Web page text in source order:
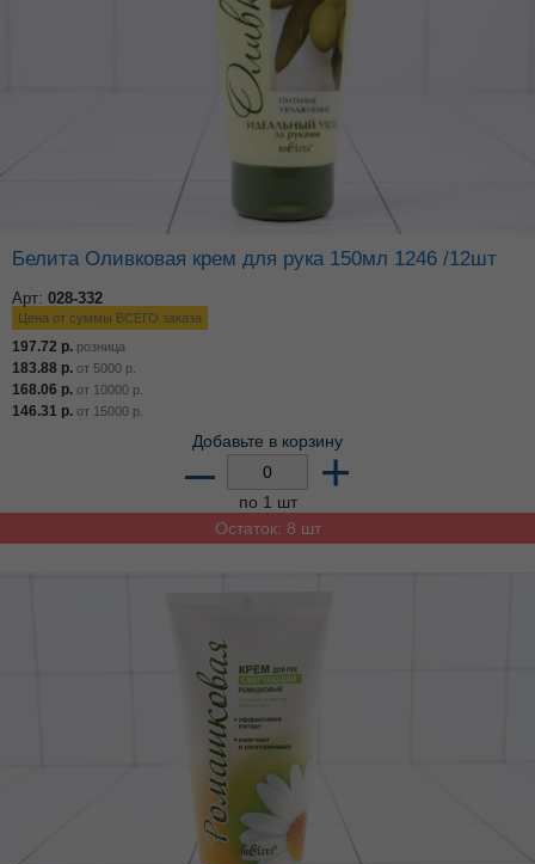
Белита Оливковая крем для рука 150мл 1246 /12шт
Арт: 028-332
Цена от суммы ВСЕГО заказа
197.72 р. розница
183.88 р. от 5000 р.
168.06 р. от 10000 р.
146.31 р. от 15000 р.
Добавьте в корзину
– +
по 1 шт
Остаток: 8 шт